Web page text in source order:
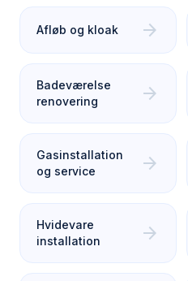
Afløb og kloak arrow_forward
Badeværelse
renovering
arrow_forward
Gasinstallation
og service
arrow_forward
Hvidevare
installation
arrow_forward